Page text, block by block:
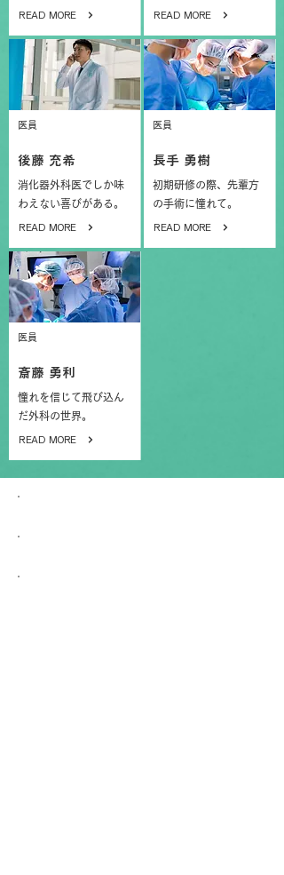
READ MORE
医員
後藤 充希
消化器外科医でしか味
わえない喜びがある。
READ MORE
医員
斎藤 勇利
憧れを信じて飛び込ん
だ外科の世界。
READ MORE
READ MORE
医員
長手 勇樹
初期研修の際、先輩方
の手術に憧れて。
READ MORE